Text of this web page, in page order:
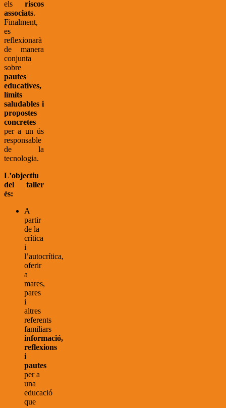
elsriscos
associats.
Finalment,
es
reflexionarà
de manera
conjunta
sobre
pautes
educatives,
límits
saludables i
propostes
concretes
per a un ús
responsable
de la
tecnologia.
L’objectiu
del taller
és:
A
partir
de la
crítica
i
l’autocrítica,
oferir
a
mares,
pares
i
altres
referents
familiars
informació,
reflexions
i
pautes
per a
una
educació
que